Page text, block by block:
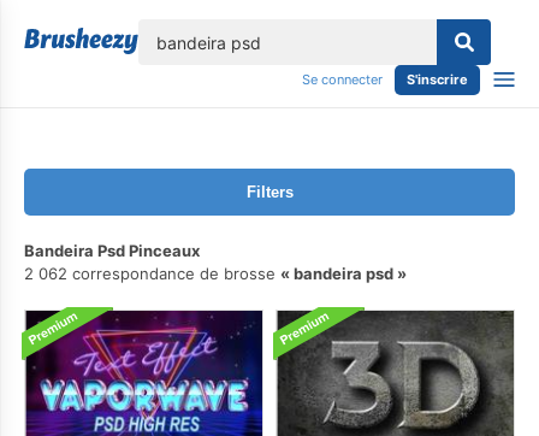
Se connecter S'inscrire
Filters
Bandeira Psd Pinceaux
2 062 correspondance de brosse
bandeira psd